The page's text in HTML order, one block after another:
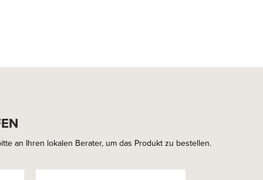
an Ihren lokalen Berater, um das Produkt zu bestellen.